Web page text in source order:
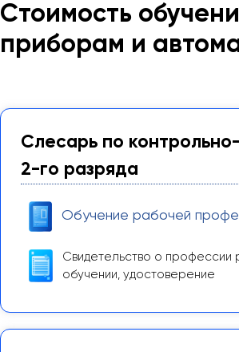
Стоимость
приборам и
Слесарь по
2-го разряда
Обучение рабочей
Свидетельство о профессии
обучении, удостоверение